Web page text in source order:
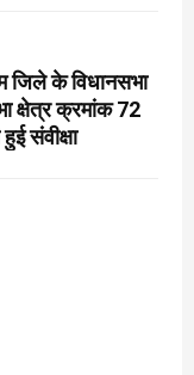
जिले के विधानसभा
क्षेत्र क्रमांक 72
संवीक्षा